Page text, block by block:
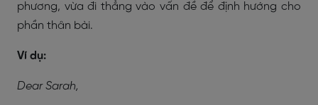
phương, vừa đi thẳng vào vấn đề để định hướng cho
phần thân bài.
Ví dụ:
Dear Sarah,